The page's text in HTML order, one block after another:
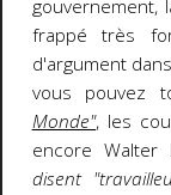
gouvernement,
frappé très
d'argument
vous pouvez
Monde", les
encore Walter
disent